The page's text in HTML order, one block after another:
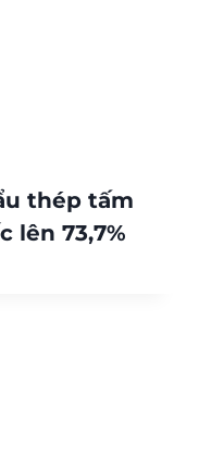
thép tấm
lên 73,7%